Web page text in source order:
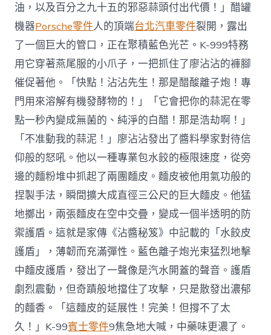
油，以及百分之九十五的邪惡蒜頭付出代價！」醋罐
機器Porsche零件人的頂端台北汽車零件裂開，露出
了一個巨大的管口，正在聚積藍色光芒。K-999特務
用它穿著燕尾服的小爪子，一把抓住了廖沾沾的褲腳
催促著他。「快點！沾沾先生！那是醋酸離子炮！專
門用來溶解有機發酵物的！」「它會把你的蒜泥在零
點一秒內變成無菌的、純淨的白醋！那是浩劫啊！」
「不准動我的蒜泥！」廖沾沾發出了醬料學家對待信
仰般的怒吼。他以一種專業包水餃的極限速度，從旁
邊的麵粉堆中抓起了兩團麵皮。麵皮被他用氣功般的
捏製手法，瞬間擴大成直徑三公尺的巨大麵皮。他猛
地擲出，兩張麵皮在空中交疊，變成一個半透明的防
禦護盾。這就是家傳《沾醬秘笈》中記載的「水餃皮
護盾」，薄韌而充滿彈性。藍色離子炮光束猛烈地擊
中麵皮護盾，發出了一聲像是汽水開蓋的聲音。護盾
劇烈震動，但奇蹟般地擋住了攻擊，只是散發出濃郁
的麵香。「這麵皮的延展性！完美！但撐不了太
久！」K-99賓士零件9焦急地大喊，中藥味更濃了。